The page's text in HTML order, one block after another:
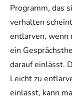
Programm, das
verhalten
entlarven, wenn
ein
darauf einlässt.
Leicht zu
einlässt, kann